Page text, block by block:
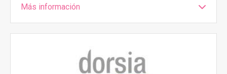
Más información